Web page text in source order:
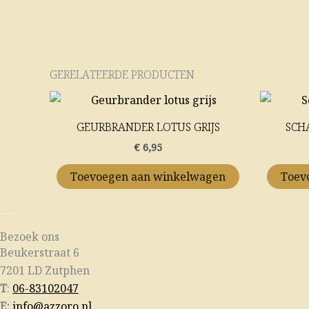
GERELATEERDE PRODUCTEN
GEURBRANDER LOTUS GRIJS
€ 6,95
Toevoegen aan winkelwagen
Bezoek ons
Beukerstraat 6
7201 LD Zutphen
T: 06-83102047